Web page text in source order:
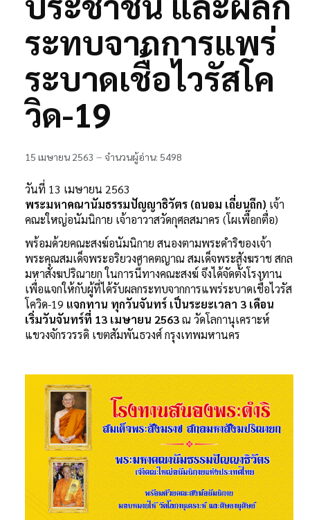
ติดต่อเรา
ห้องสมุด
ระทบจากการแพร่
ระบาดเชื้อไวรัสโค
วิด-19
15 เมษายน 2563 จำนวนผู้อ่าน: 5498
วันที่ 13 เมษายน 2563
พระมหาคณานัมธรรมปัญญาธิวัตร (ถนอม เถี่ยนถึก) เจ้า
คณะใหญ่อนัมนิกาย เจ้าอาวาสวัดกุศลสมาคร (โผเพื๊อกตื่อ)
พร้อมด้วยคณะสงฆ์อนัมนิกาย สนองตามพระดำริของเจ้า
พระคุณสมเด็จพระอริยวงศาคตญาณ สมเด็จพระสังฆราช สกล
มหาสังฆปริณายก ในการนี้ทางคณะสงฆ์ จึงได้จัดตั้งโรงทาน
เพื่อแจกให้กับผู้ที่ได้รับผลกระทบจากการแพร่ระบาดเชื้อไวรัส
โควิด-19 แจกทาน ทุกวันจันทร์ เป็นระยะเวลา 3 เดือน
เริ่มวันจันทร์ที่ 13 เมษายน 2563ณ วัดโลกานุเคราะห์
แขวงจักรวรรดิ เขตสัมพันธวงศ์ กรุงเทพมหานคร